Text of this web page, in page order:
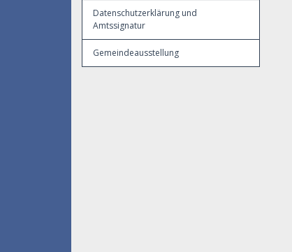
Datenschutzerklärung und
Amtssignatur
Gemeindeausstellung